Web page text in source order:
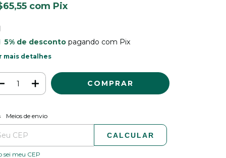
com Pix
5% de descontopagando com Pix
mais detalhes
para o CEP:
Meios de envio
CALCULAR
sei meu CEP